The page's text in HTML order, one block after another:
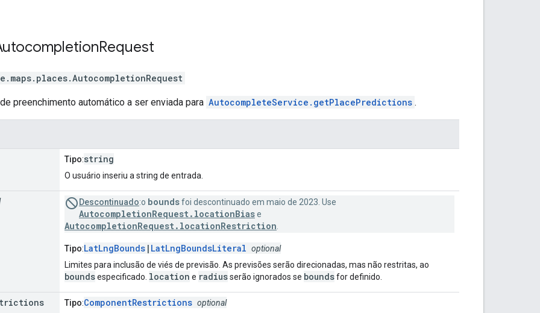
Request
.AutocompletionRequest
de preenchimento automático a ser enviada para AutocompleteService.getPlacePredictions .
Tipo:string
O usuário inseriu a string de entrada.
Descontinuado:o boundsfoi descontinuado em maio de 2023. Use
AutocompletionRequest.locationBiase
AutocompletionRequest.locationRestriction
Tipo:LatLngBounds | LatLngBoundsLiteral optional
Limites para inclusão de viés de previsão. As previsões serão direcionadas, mas não restritas, ao
boundsespecificado. location e radiusserão ignorados se boundsfor definido.
Tipo:ComponentRestrictions optional